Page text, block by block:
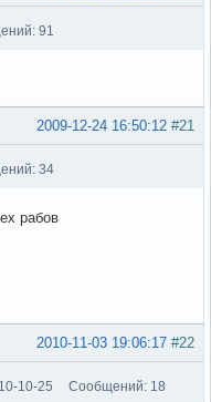
91
#21
2009-12-24 16:50:12
34
рабов
#22
2010-11-03 19:06:17
10-25 Сообщений: 18